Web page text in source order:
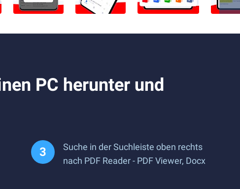
PC herunter und
Suche in der Suchleiste oben rechts
nach PDF Reader - PDF Viewer, Docx